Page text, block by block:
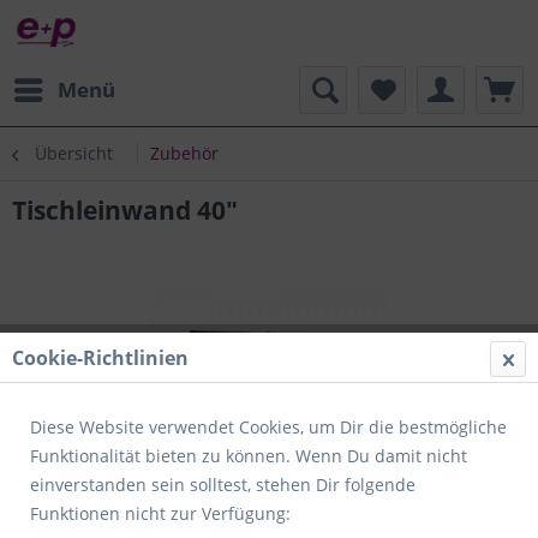
Menü
Übersicht Zubehör
Tischleinwand 40"
Cookie-Richtlinien
Diese Website verwendet Cookies, um Dir die bestmögliche
Funktionalität bieten zu können. Wenn Du damit nicht
einverstanden sein solltest, stehen Dir folgende
Funktionen nicht zur Verfügung: